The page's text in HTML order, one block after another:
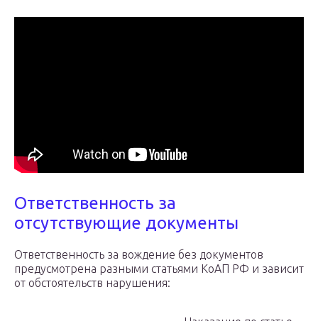
Ответственность за
отсутствующие документы
Ответственность за вождение без документов
предусмотрена разными статьями КоАП РФ и зависит
от обстоятельств нарушения: